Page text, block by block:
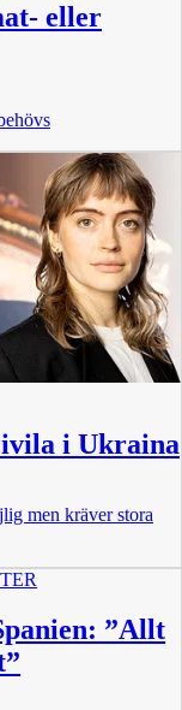
eller
i Ukraina
men kräver stora
”Allt